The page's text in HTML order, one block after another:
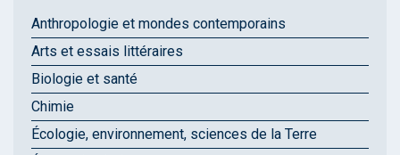
Anthropologie et mondes contemporains
Arts et essais littéraires
Biologie et santé
Chimie
Écologie, environnement, sciences de la Terre